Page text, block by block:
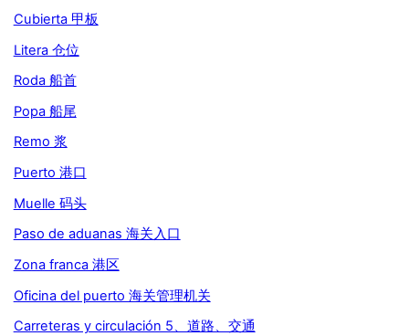
Cubierta 甲板
Litera 仓位
Roda 船首
Popa 船尾
Remo 浆
Puerto 港口
Muelle 码头
Paso de aduanas 海关入口
Zona franca 港区
Oficina del puerto 海关管理机关
Carreteras y circulación 5、道路、交通